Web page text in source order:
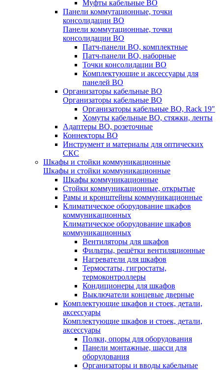
Муфты кабельные ВО
Панели коммутационные, точки
консолидации ВО
Панели коммутационные, точки
консолидации ВО
Патч-панели ВО, комплектные
Патч-панели ВО, наборные
Точки консолидации ВО
Комплектующие и аксессуары для
панелей ВО
Организаторы кабельные ВО
Организаторы кабельные ВО
Организаторы кабельные ВО, Rack 19"
Хомуты кабельные ВО, стяжки, ленты
Адаптеры ВО, розеточные
Коннекторы ВО
Инструмент и материалы для оптических
СКС
Шкафы и стойки коммуникационные
Шкафы и стойки коммуникационные
Шкафы коммуникационные
Стойки коммуникационные, открытые
Рамы и кронштейны коммуникационные
Климатическое оборудование шкафов
коммуникационных
Климатическое оборудование шкафов
коммуникационных
Вентиляторы для шкафов
Фильтры, решётки вентиляционные
Нагреватели для шкафов
Термостаты, гигростаты,
термоконтроллеры
Кондиционеры для шкафов
Выключатели концевые дверные
Комплектующие шкафов и стоек, детали,
аксессуары
Комплектующие шкафов и стоек, детали,
аксессуары
Полки, опоры для оборудования
Панели монтажные, шасси для
оборудования
Организаторы и вводы кабельные